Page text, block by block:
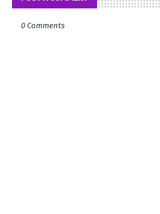
0 Comments